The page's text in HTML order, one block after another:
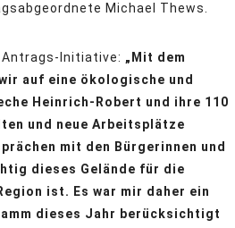
Michael Thews.
Initiative: „Mit dem
auf eine ökologische und
Heinrich-Robert und ihre 110
und neue Arbeitsplätze
mit den Bürgerinnen und
dieses Gelände für die
ist. Es war mir daher ein
dieses Jahr berücksichtigt